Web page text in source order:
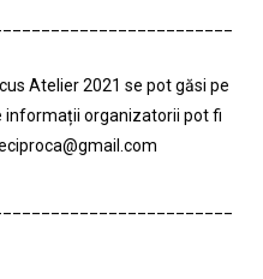
Atelier 2021 se pot găsi pe
informații organizatorii pot fi